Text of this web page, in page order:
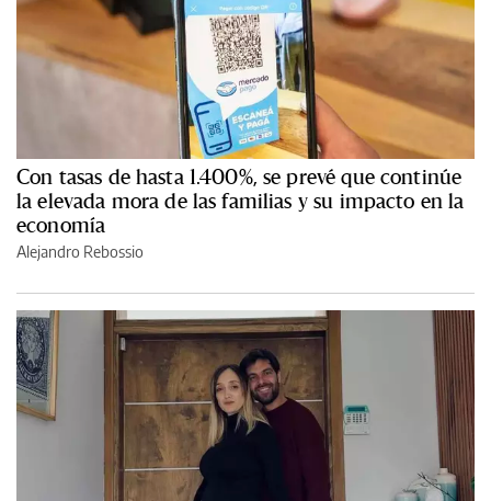
Con tasas de hasta 1.400%, se prevé que continúe
la elevada mora de las familias y su impacto en la
economía
Alejandro Rebossio